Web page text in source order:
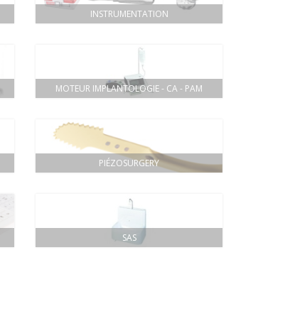
INSTRUMENTATION
MOTEUR IMPLANTOLOGIE - CA - PAM
PIÉZOSURGERY
SAS